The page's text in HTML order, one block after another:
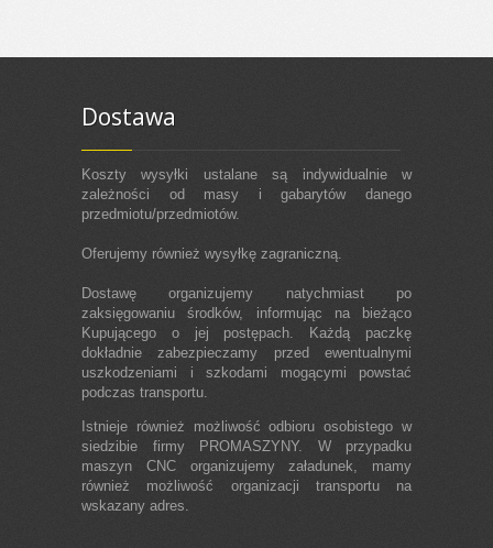
Dostawa
Koszty wysyłki ustalane są indywidualnie w
zależności od masy i gabarytów danego
przedmiotu/przedmiotów.
Oferujemy również wysyłkę zagraniczną.
Dostawę organizujemy natychmiast po
zaksięgowaniu środków, informując na bieżąco
Kupującego o jej postępach. Każdą paczkę
dokładnie zabezpieczamy przed ewentualnymi
uszkodzeniami i szkodami mogącymi powstać
podczas transportu.
Istnieje również możliwość odbioru osobistego w
siedzibie firmy PROMASZYNY. W przypadku
maszyn CNC organizujemy załadunek, mamy
również możliwość organizacji transportu na
wskazany adres.